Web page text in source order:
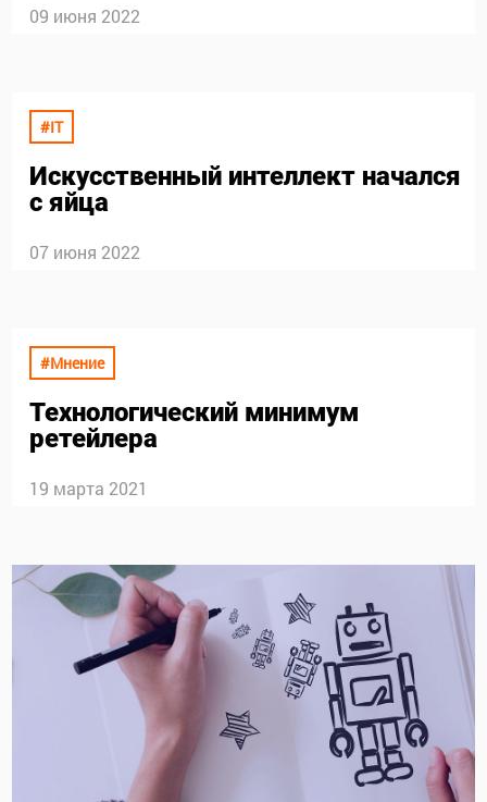
09 июня 2022
#IT
Искусственный интеллект начался
с яйца
07 июня 2022
#Мнение
Технологический минимум
ретейлера
19 марта 2021